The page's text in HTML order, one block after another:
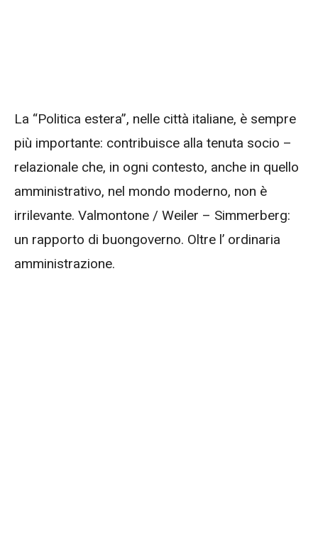
La “Politica estera”, nelle città italiane, è sempre
più importante: contribuisce alla tenuta socio –
relazionale che, in ogni contesto, anche in quello
amministrativo, nel mondo moderno, non è
irrilevante. Valmontone / Weiler – Simmerberg:
un rapporto di buongoverno. Oltre l’ ordinaria
amministrazione.